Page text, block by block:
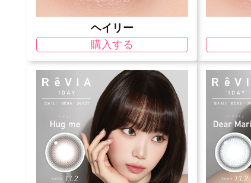
ヘイリー
購入する